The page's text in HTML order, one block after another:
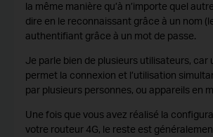
la même manière qu’à n’importe quel
dire en le reconnaissant grâce à un nom
authentifiant grâce à un mot de passe.
Je parle bien de plusieurs utilisateurs, car
permet la connexion et l’utilisation
par plusieurs personnes, ou appareils en
Une fois que vous avez réalisé la
votre routeur 4G, le reste est